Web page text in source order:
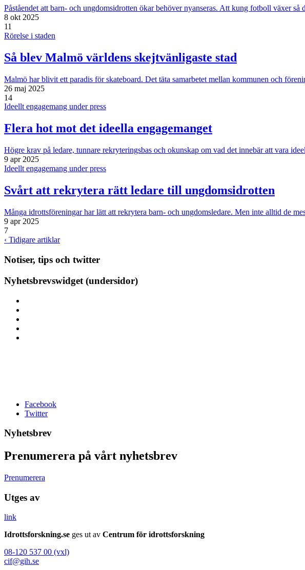
Påståendet att barn- och ungdomsidrotten ökar behöver nyanseras. Att kung fotboll växer
8 okt 2025
11
Rörelse i staden
Så blev Malmö världens skejtvänligaste stad
Malmö har blivit ett paradis för skateboard. Det täta samarbetet mellan kommunen och
26 maj 2025
14
Ideellt engagemang under press
Flera hot mot det ideella engagemanget
Högre krav på ledare, tunnare rekryteringsbas och okunskap om vad det innebär att vara
9 apr 2025
Ideellt engagemang under press
Svårt att rekrytera rätt ledare till ungdomsidrotten
Många idrottsföreningar har lätt att rekrytera barn- och ungdomsledare. Men inte alltid de
9 apr 2025
7
‹ Tidigare artiklar
Notiser, tips och twitter
Nyhetsbrevswidget (undersidor)
Facebook
Twitter
Nyhetsbrev
Prenumerera på vårt nyhetsbrev
Prenumerera
Utges av
link
Idrottsforskning.se ges ut av Centrum för idrottsforskning
08-120 537 00 (vxl)
cif@gih.se